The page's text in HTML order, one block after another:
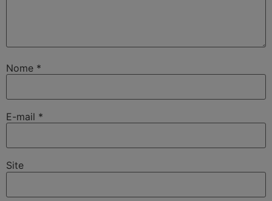
Nome *
E-mail *
Site